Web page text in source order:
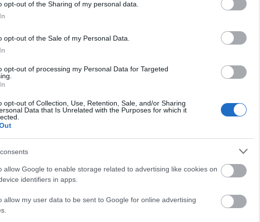
opt-out of the Sharing of my personal data.
opt-out of the Sale of my Personal Data.
opt-out of processing my Personal Data for Targeted
opt-out of Collection, Use, Retention, Sale, and/or Sharing
Data that Is Unrelated with the Purposes for which it
allow Google to enable storage related to advertising like cookies on
identifiers in apps.
allow my user data to be sent to Google for online advertising
η πιο Εύκολη Πιστοποίηση Υπολογιστών σε
όλες τις σημαντικές ειδήσεις.
proson.gr στα αποτελέσματα αναζήτησης της Google
Ειδήσεις
Σχολή: Νέος κανονισμός για δόκιμους – Τι αλλάζει